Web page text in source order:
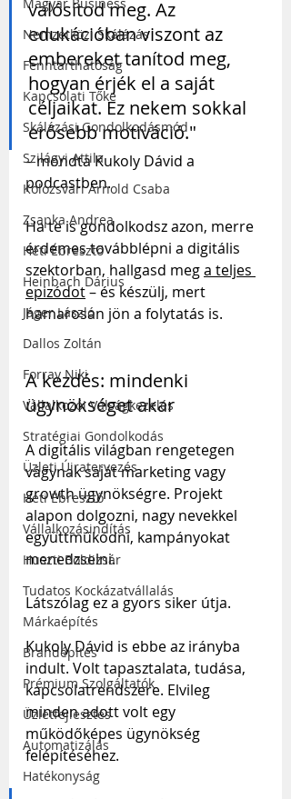
Nemzetközi Skálázás
Fenntarthatóság
Kapcsolati Tőke
Skálázási Gondolkodásmód
Szilágyi Attila
Kolozsvári Arnold Csaba
Zsapka Andrea
Heti Ébresztő
Heinbach Dárius
Jáger László
Dallos Zoltán
Forray Niki
Vállalkozói Válságkezelés
Stratégiai Gondolkodás
Üzleti Újratervezés
Heti Ébresztő
Vállalkozásindítás
Huszti Boldizsár
Tudatos Kockázatvállalás
Márkaépítés
Brandépítés
Prémium Szolgáltatók
Üzletfejlesztés
Automatizálás
Hatékonyság
valósítod meg. Az
edukációban viszont az
embereket tanítod meg,
hogyan érjék el a saját
céljaikat. Ez nekem sokkal
erősebb motiváció."
– mondta Kukoly Dávid a
podcastben.
Ha te is gondolkodsz azon, merre
érdemes továbblépni a digitális
szektorban, hallgasd meg a teljes
epizódot – és készülj, mert
hamarosan jön a folytatás is.
A kezdés: mindenki
ügynökséget akar
A digitális világban rengetegen
vágynak saját marketing vagy
growth ügynökségre. Projekt
alapon dolgozni, nagy nevekkel
együttműködni, kampányokat
menedzselni.
Látszólag ez a gyors siker útja.
Kukoly Dávid is ebbe az irányba
indult. Volt tapasztalata, tudása,
kapcsolatrendszere. Elvileg
minden adott volt egy
működőképes ügynökség
felépítéséhez.